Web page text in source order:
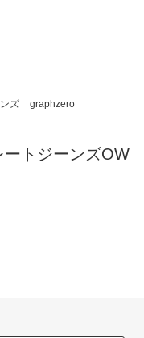
ズ
graphzero
トジーンズOW